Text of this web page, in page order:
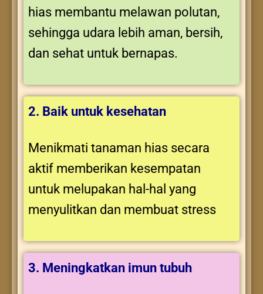
hias membantu melawan polutan,
sehingga udara lebih aman, bersih,
dan sehat untuk bernapas.
2. Baik untuk kesehatan
Menikmati tanaman hias secara
aktif memberikan kesempatan
untuk melupakan hal-hal yang
menyulitkan dan membuat stress
3. Meningkatkan imun tubuh